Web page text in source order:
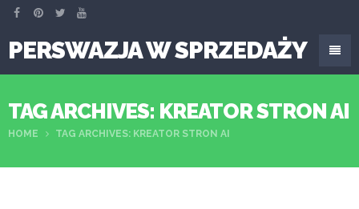
PERSWAZJA W SPRZEDAŻY
TAG ARCHIVES: KREATOR STRON AI
HOME TAG ARCHIVES: KREATOR STRON AI